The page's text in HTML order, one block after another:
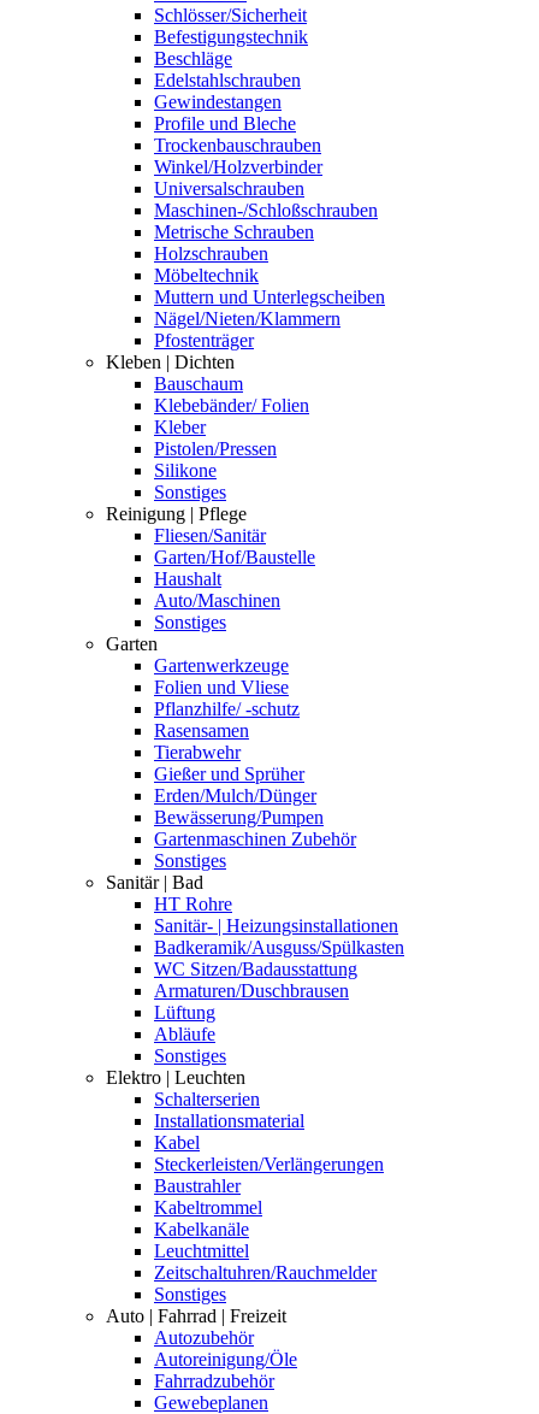
Schlösser/Sicherheit
Befestigungstechnik
Beschläge
Edelstahlschrauben
Gewindestangen
Profile und Bleche
Trockenbauschrauben
Winkel/Holzverbinder
Universalschrauben
Maschinen-/Schloßschrauben
Metrische Schrauben
Holzschrauben
Möbeltechnik
Muttern und Unterlegscheiben
Nägel/Nieten/Klammern
Pfostenträger
Kleben | Dichten
Bauschaum
Klebebänder/ Folien
Kleber
Pistolen/Pressen
Silikone
Sonstiges
Reinigung | Pflege
Fliesen/Sanitär
Garten/Hof/Baustelle
Haushalt
Auto/Maschinen
Sonstiges
Garten
Gartenwerkzeuge
Folien und Vliese
Pflanzhilfe/ -schutz
Rasensamen
Tierabwehr
Gießer und Sprüher
Erden/Mulch/Dünger
Bewässerung/Pumpen
Gartenmaschinen Zubehör
Sonstiges
Sanitär | Bad
HT Rohre
Sanitär- | Heizungsinstallationen
Badkeramik/Ausguss/Spülkasten
WC Sitzen/Badausstattung
Armaturen/Duschbrausen
Lüftung
Abläufe
Sonstiges
Elektro | Leuchten
Schalterserien
Installationsmaterial
Kabel
Steckerleisten/Verlängerungen
Baustrahler
Kabeltrommel
Kabelkanäle
Leuchtmittel
Zeitschaltuhren/Rauchmelder
Sonstiges
Auto | Fahrrad | Freizeit
Autozubehör
Autoreinigung/Öle
Fahrradzubehör
Gewebeplanen